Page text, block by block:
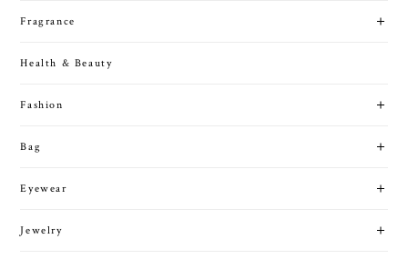
Fragrance
Health & Beauty
Fashion
Bag
Eyewear
Jewelry